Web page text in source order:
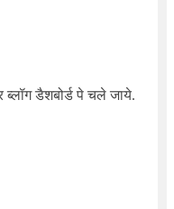
डैशबोर्ड पे चले जाये.